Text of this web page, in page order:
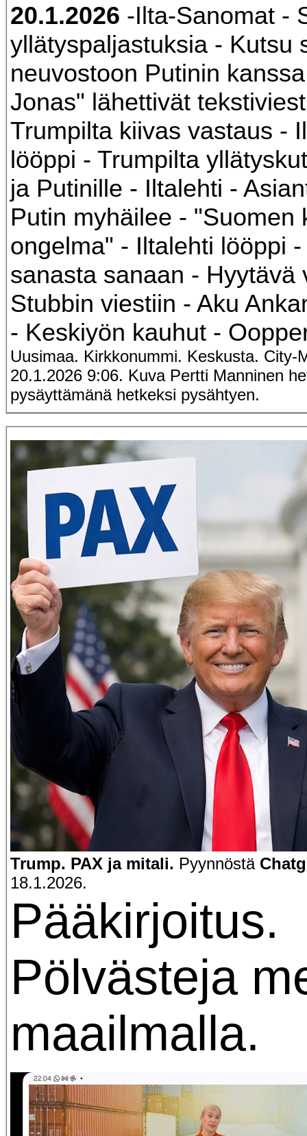
20.1.2026 -Ilta-Sanomat -
yllätyspaljastuksia - Kutsu
neuvostoon Putinin
Jonas" lähettivät
Trumpilta kiivas vastaus -
lööppi - Trumpilta
ja Putinille - Iltalehti -
Putin myhäilee - "Suomen
ongelma" - Iltalehti lööppi
sanasta sanaan - Hyytävä
Stubbin viestiin - Aku
- Keskiyön kauhut -
Uusimaa. Kirkkonummi. Keskusta. City-
20.1.2026 9:06. Kuva Pertti Manninen
pysäyttämänä hetkeksi pysähtyen.
Trump. PAX ja mitali. Pyynnöstä
18.1.2026.
Pääkirjoitus.
Pölvästeja
maailmalla.